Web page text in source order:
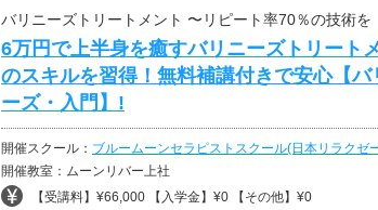
バリニーズトリートメント 〜リピート率70％の技術を
6万円で上半身を癒すバリニーズトリート
のスキルを習得！無料補講付きで安心【バ
ーズ・入門】!
開催スクール： ブルームーンセラピストスクール(日本リラクゼーション認定
開催教室：ムーンリバー上社
【受講料】¥66,000 【入学金】¥0 【その他】¥0